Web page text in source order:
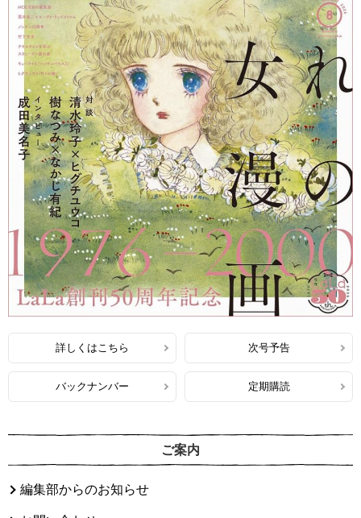
詳しくはこちら 次号予告
バックナンバー 定期購読
ご案内
編集部からのお知らせ